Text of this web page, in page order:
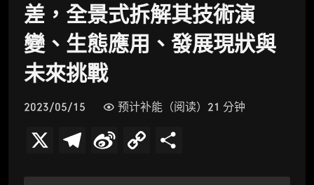
差，全景式拆解其技術演
變、生態應用、發展現狀與
未來挑戰
2023/05/15 预计补能（阅读）21 分钟